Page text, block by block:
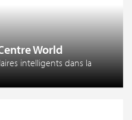
World
intelligents dans la